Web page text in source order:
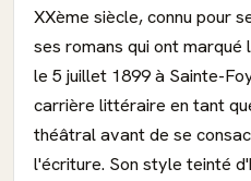
XXème siècle, connu pour
ses romans qui ont
le 5 juillet 1899 à Sainte-
carrière littéraire en tant
théâtral avant de se
l'écriture. Son style teinté